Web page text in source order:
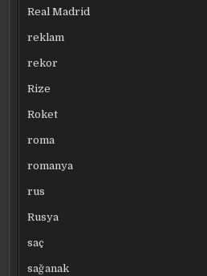
Real Madrid
reklam
rekor
Rize
Roket
roma
romanya
rus
Rusya
saç
sağanak